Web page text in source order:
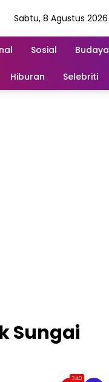
Sabtu, 8 Agustus 2026
Sosial Budaya
Hiburan Selebriti
Sungai
340